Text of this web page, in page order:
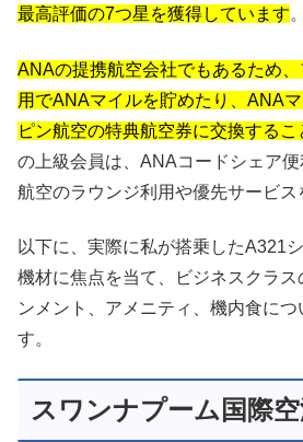
最高評価の7つ星を獲得しています。
ANAの提携航空会社でもあるため
用でANAマイルを貯めたり、ANA
ピン航空の特典航空券に交換するこ
の上級会員は、ANAコードシェア
航空のラウンジ利用や優先サービス
以下に、実際に私が搭乗したA321
機材に焦点を当て、ビジネスクラス
ンメント、アメニティ、機内食につ
す。
スワンナプーム国際